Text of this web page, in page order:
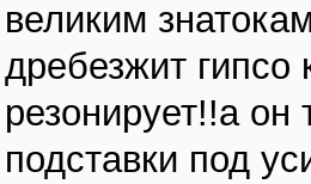
великим
дребезжит гипсо
резонирует!!а он
подставки под